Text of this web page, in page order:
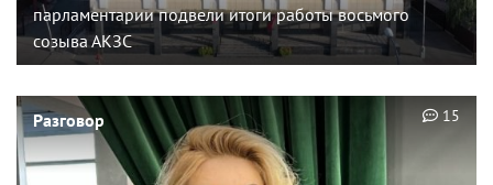
парламентарии подвели итоги работы восьмого
созыва АКЗС
Разговор 15